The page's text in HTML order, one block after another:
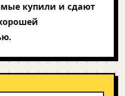
купили и сдают